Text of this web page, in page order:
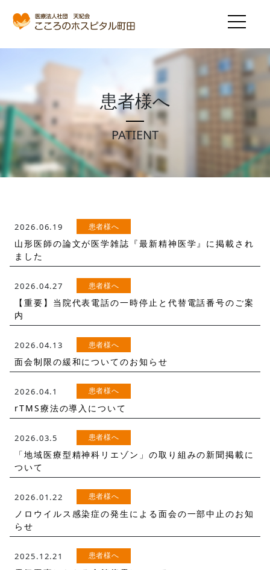
患者様へ
PATIENT
2026.06.19 患者様へ
山形医師の論文が医学雑誌『最新精神医学』に掲載され
ました
2026.04.27 患者様へ
【重要】当院代表電話の一時停止と代替電話番号のご案
内
2026.04.13 患者様へ
面会制限の緩和についてのお知らせ
2026.04.1 患者様へ
rTMS療法の導入について
2026.03.5 患者様へ
「地域医療型精神科リエゾン」の取り組みの新聞掲載に
ついて
2026.01.22 患者様へ
ノロウイルス感染症の発生による面会の一部中止のお知
らせ
2025.12.21 患者様へ